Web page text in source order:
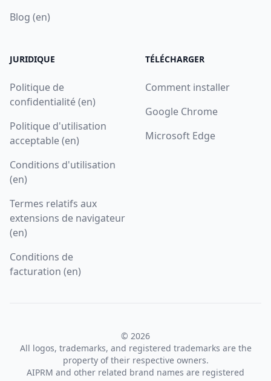
Blog (en)
JURIDIQUE
Politique de
confidentialité (en)
Politique d'utilisation
acceptable (en)
Conditions d'utilisation
(en)
Termes relatifs aux
extensions de navigateur
(en)
Conditions de
facturation (en)
TÉLÉCHARGER
Comment installer
Google Chrome
Microsoft Edge
© 2026
All logos, trademarks, and registered trademarks are the
property of their respective owners.
AIPRM and other related brand names are registered